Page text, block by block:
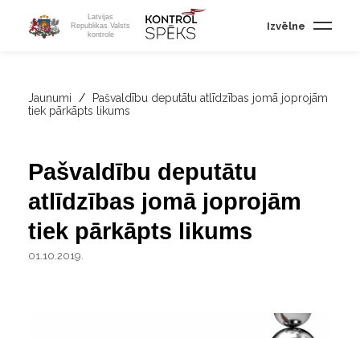
Latvijas
Republikas Valsts
kontrole
Izvēlne
Jaunumi /
Pašvaldību deputātu atlīdzības jomā joprojām
tiek pārkāpts likums
Pašvaldību deputātu
atlīdzības jomā joprojām
tiek pārkāpts likums
01.10.2019.